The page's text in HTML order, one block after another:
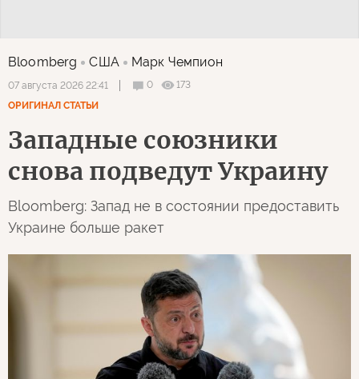
Bloomberg США Марк Чемпион
07 августа 2026 22:41 0
173
ОРИГИНАЛ СТАТЬИ
Западные союзники
снова подведут Украину
Bloomberg: Запад не в состоянии предоставить
Украине больше ракет